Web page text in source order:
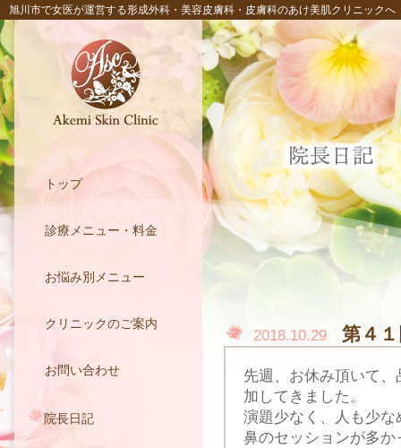
旭川市で女医が運営する形成外科・美容皮膚科・皮膚科のあけ美肌クリニックへ
トップ
診療メニュー・料金
お悩み別メニュー
クリニックのご案内
お問い合わせ
院長日記
2018.10.29 第４
先週、お休み頂いて
加してきました。
演題少なく、人も少な
鼻のセッションが多か